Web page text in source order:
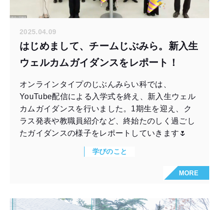
2025.04.09
はじめまして、チームじぶみら。新入生
ウェルカムガイダンスをレポート！
オンラインタイプのじぶんみらい科では、
YouTube配信による入学式を終え、新入生ウェル
カムガイダンスを行いました。1期生を迎え、ク
ラス発表や教職員紹介など、終始たのしく過ごし
たガイダンスの様子をレポートしていきます🌷
学びのこと
MORE